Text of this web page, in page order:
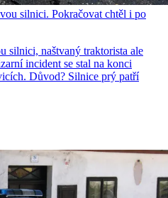
silnici. Pokračovat chtěl i po
silnici, naštvaný traktorista ale
incident se stal na konci
Důvod? Silnice prý patří